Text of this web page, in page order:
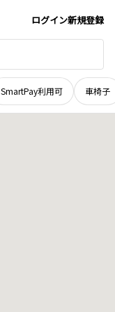
ログイン新規登録
SmartPay利用可 車椅子